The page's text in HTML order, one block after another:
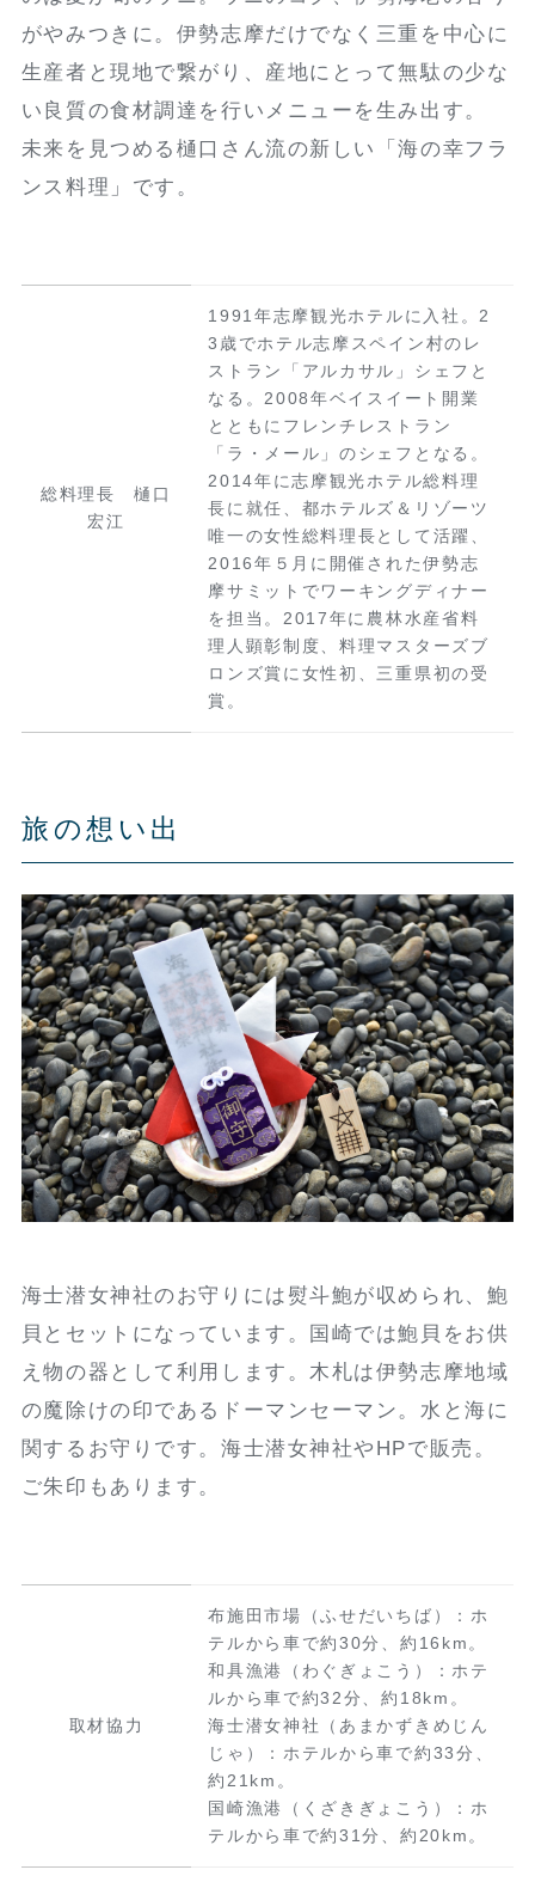
がやみつきに。伊勢志摩だけでなく三重を中心に
生産者と現地で繋がり、産地にとって無駄の少な
い良質の食材調達を行いメニューを生み出す。
未来を見つめる樋口さん流の新しい「海の幸フラ
ンス料理」です。
総料理長 樋口
宏江
1991年志摩観光ホテルに入社。2
3歳でホテル志摩スペイン村のレ
ストラン「アルカサル」シェフと
なる。2008年ベイスイート開業
とともにフレンチレストラン
「ラ・メール」のシェフとなる。
2014年に志摩観光ホテル総料理
長に就任、都ホテルズ＆リゾーツ
唯一の女性総料理長として活躍、
2016年５月に開催された伊勢志
摩サミットでワーキングディナー
を担当。2017年に農林水産省料
理人顕彰制度、料理マスターズブ
ロンズ賞に女性初、三重県初の受
賞。
旅の想い出
海士潜女神社のお守りには熨斗鮑が収められ、鮑
貝とセットになっています。国崎では鮑貝をお供
え物の器として利用します。木札は伊勢志摩地域
の魔除けの印であるドーマンセーマン。水と海に
関するお守りです。海士潜女神社やHPで販売。
ご朱印もあります。
取材協力
布施田市場（ふせだいちば）：ホ
テルから車で約30分、約16km。
和具漁港（わぐぎょこう）：ホテ
ルから車で約32分、約18km。
海士潜女神社（あまかずきめじん
じゃ）：ホテルから車で約33分、
約21km。
国崎漁港（くざきぎょこう）：ホ
テルから車で約31分、約20km。